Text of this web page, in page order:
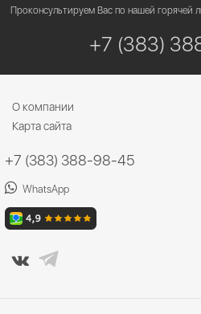
Проконсультируем Вас по нашей горячей
+7 (383)
О компании
Карта сайта
+7 (383) 388-98-45
WhatsApp